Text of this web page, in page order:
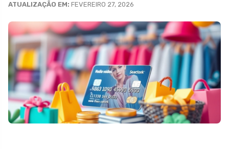
ATUALIZAÇÃO EM: FEVEREIRO 27, 2026